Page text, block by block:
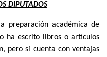
DIPUTADOS
preparación académica de
ha escrito libros o artículos
pero sí cuenta con ventajas